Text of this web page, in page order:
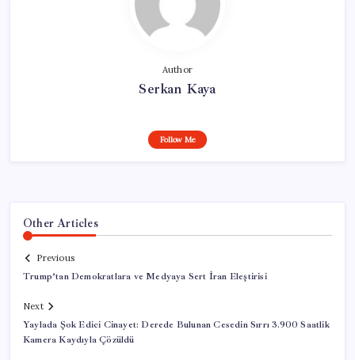
Author
Serkan Kaya
Follow Me
Other Articles
Previous
Trump’tan Demokratlara ve Medyaya Sert İran Eleştirisi
Next
Yaylada Şok Edici Cinayet: Derede Bulunan Cesedin Sırrı 3.900 Saatlik
Kamera Kaydıyla Çözüldü